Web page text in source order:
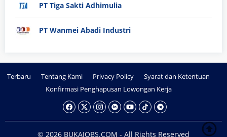
PT Tiga Sakti Adhimulia
PT Wanmei Abadi Industri
Terbaru Tentang Kami Privacy Policy
Syarat dan Ketentuan
Konfirmasi Penghapusan Lowongan Kerja
© 2026 BUKAJOBS.COM - All Rights Reserved